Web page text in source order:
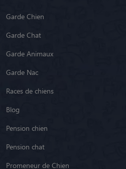
Garde Chien
Garde Chat
Garde Animaux
Garde Nac
Races de chiens
Blog
Pension chien
Pension chat
Promeneur de Chien